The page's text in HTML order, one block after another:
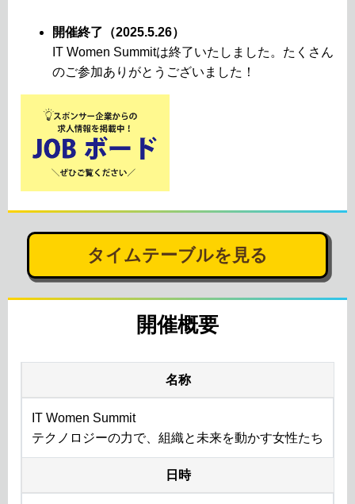
開催終了（2025.5.26）
IT Women Summitは終了いたしました。たくさん
のご参加ありがとうございました！
タイムテーブルを見る
開催概要
名称
IT Women Summit
テクノロジーの力で、組織と未来を動かす女性たち
日時